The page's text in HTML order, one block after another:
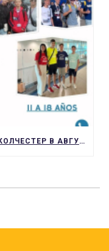
ОБРАЗОВАТЕЛЬНАЯ ПОЕЗДКА В КОЛЧЕСТЕР В АВГУСТЕ – ЯЗЫКОВОЕ ПОГРУЖЕНИЕ ДЛЯ ДЕТЕЙ И ПОДРОСТКОВ (ОТ 11 ДО 18 ЛЕТ)